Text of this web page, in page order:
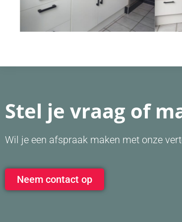
Stel je vraag of
Wil je een afspraak maken met onze
Neem contact op